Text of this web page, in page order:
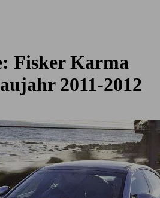
Fisker Karma
2011-2012